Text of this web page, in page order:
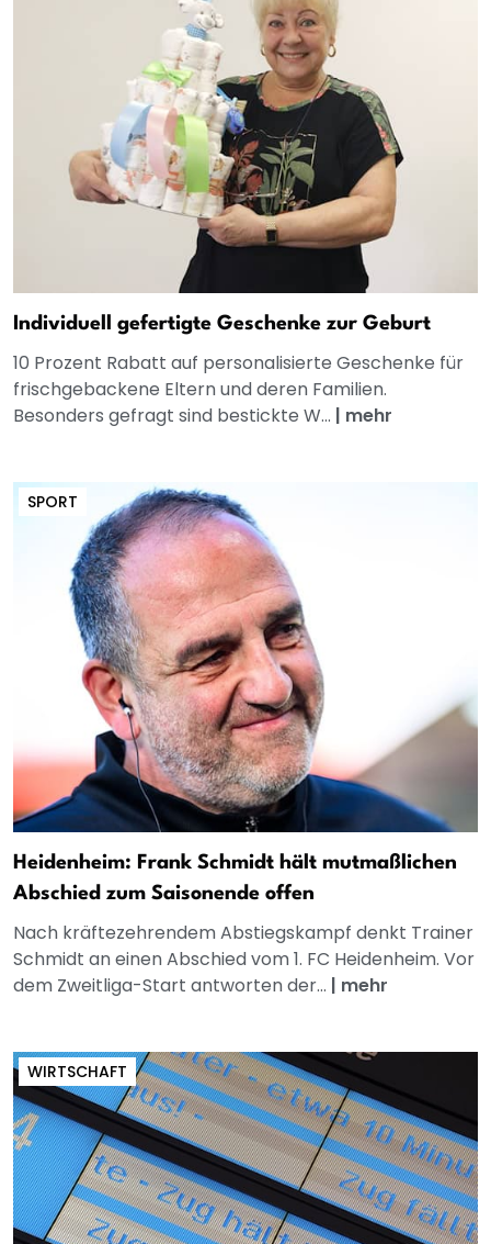
Individuell gefertigte Geschenke zur Geburt
10 Prozent Rabatt auf personalisierte Geschenke für
frischgebackene Eltern und deren Familien.
Besonders gefragt sind bestickte W... | mehr
SPORT
Heidenheim: Frank Schmidt hält mutmaßlichen
Abschied zum Saisonende offen
Nach kräftezehrendem Abstiegskampf denkt Trainer
Schmidt an einen Abschied vom 1. FC Heidenheim. Vor
dem Zweitliga-Start antworten der... | mehr
WIRTSCHAFT